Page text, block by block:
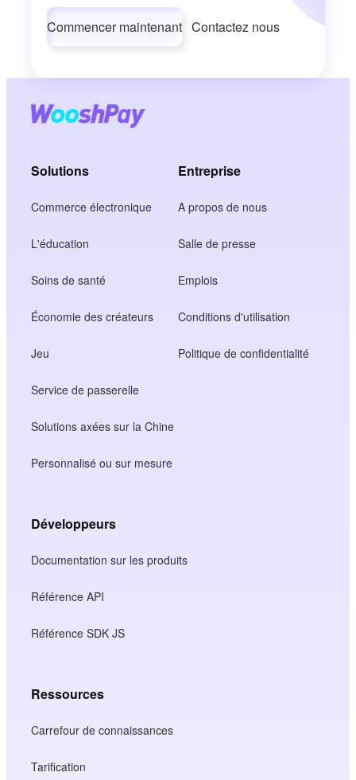
Commencer maintenant Contactez nous
Solutions
Commerce électronique
L'éducation
Soins de santé
Économie des créateurs
Jeu
Service de passerelle
Solutions axées sur la Chine
Personnalisé ou sur mesure
Entreprise
A propos de nous
Salle de presse
Emplois
Conditions d'utilisation
Politique de confidentialité
Développeurs
Documentation sur les produits
Référence API
Référence SDK JS
Ressources
Carrefour de connaissances
Tarification